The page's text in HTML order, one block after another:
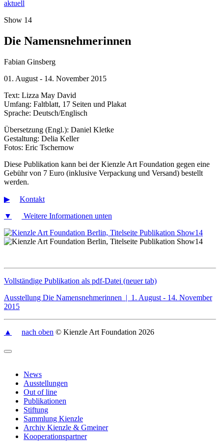
aktuell
Show 14
Die Namensnehmerinnen
Fabian Ginsberg
01. August - 14. November 2015
Text: Lizza May David
Umfang: Faltblatt, 17 Seiten und Plakat
Sprache: Deutsch/Englisch
Übersetzung (Engl.): Daniel Kletke
Gestaltung: Delia Keller
Fotos: Eric Tschernow
Diese Publikation kann bei der Kienzle Art Foundation gegen eine
Gebühr von 7 Euro (inklusive Verpackung und Versand) bestellt
werden.
▶︎
Kontakt
▼
Weitere Informationen unten
Vollständige Publikation als pdf-Datei (neuer tab)
Ausstellung Die Namensnehmerinnen | 1. August - 14. November
2015
▲ nach oben © Kienzle Art Foundation 2026
News
Ausstellungen
Out of line
Publikationen
Stiftung
Sammlung Kienzle
Archiv Kienzle & Gmeiner
Kooperationspartner